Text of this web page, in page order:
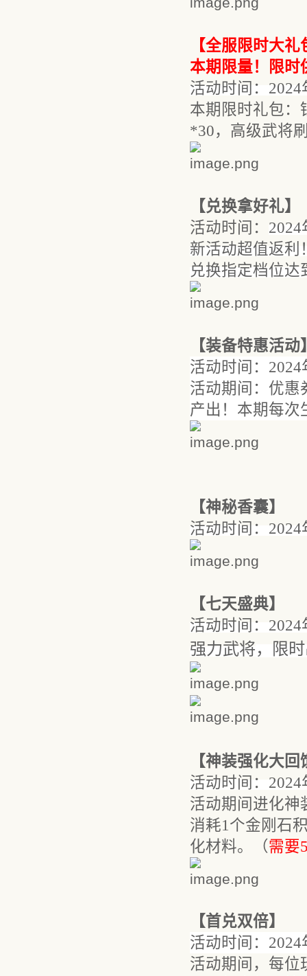
【全服限时大礼
本期限量！限时
活动时间： 2024
本期限时礼包：
*30，高级武将
【兑换拿好礼】
活动时间： 2024
新活动超值返利
兑换指定档位达
【装备特惠活动
活动时间： 2024
活动期间 ： 优惠
产出 ！ 本期每次
【神秘香囊】
活动时间： 2024
【七天盛典】
活动时间： 2024
强力武将，限
【神装强化大回
活动时间： 2024
活动期间进化神
消耗1个金刚石
化材料。（需要
【首兑双倍】
活动时间： 2024
活动期间，每位